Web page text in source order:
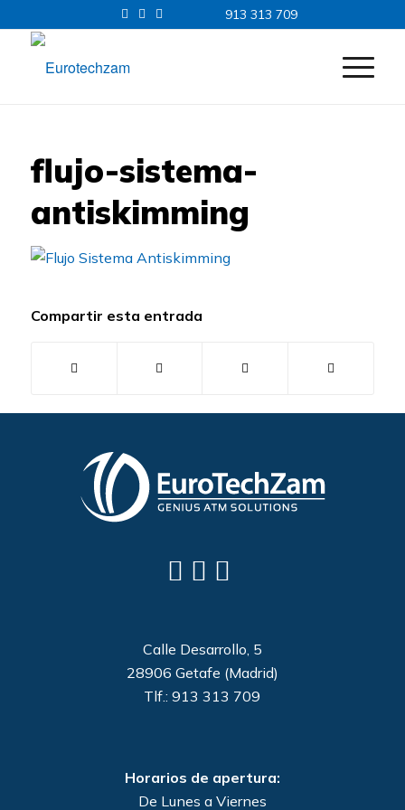
913 313 709
flujo-sistema-
antiskimming
Compartir esta entrada
Calle Desarrollo, 5
28906 Getafe (Madrid)
Tlf.: 913 313 709
Horarios de apertura:
De Lunes a Viernes